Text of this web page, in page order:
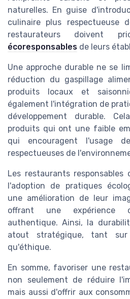
naturelles. En guise
culinaire plus respectueuse
restaurateurs doivent
écoresponsables de leurs
Une approche durable ne se
réduction du gaspillage
produits locaux et
également l'intégration de
développement durable.
produits qui ont une faible
qui encouragent l'usage
respectueuses de
Les restaurants
l'adoption de pratiques
une amélioration de leur
offrant une expérience
authentique. Ainsi, la
atout stratégique, tant
qu'éthique.
En somme, favoriser une
non seulement de réduire
mais aussi d'offrir aux